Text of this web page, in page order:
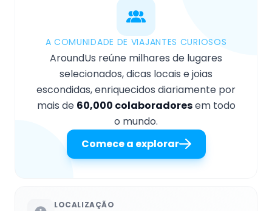
A COMUNIDADE DE VIAJANTES CURIOSOS
AroundUs reúne milhares de lugares
selecionados, dicas locais e joias
escondidas, enriquecidos diariamente por
mais de 60,000 colaboradoresem todo
o mundo.
Comece a explorar
LOCALIZAÇÃO